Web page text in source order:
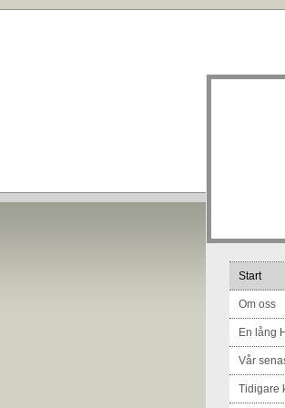
Start
Om oss
En lång
Vår
Tidigare